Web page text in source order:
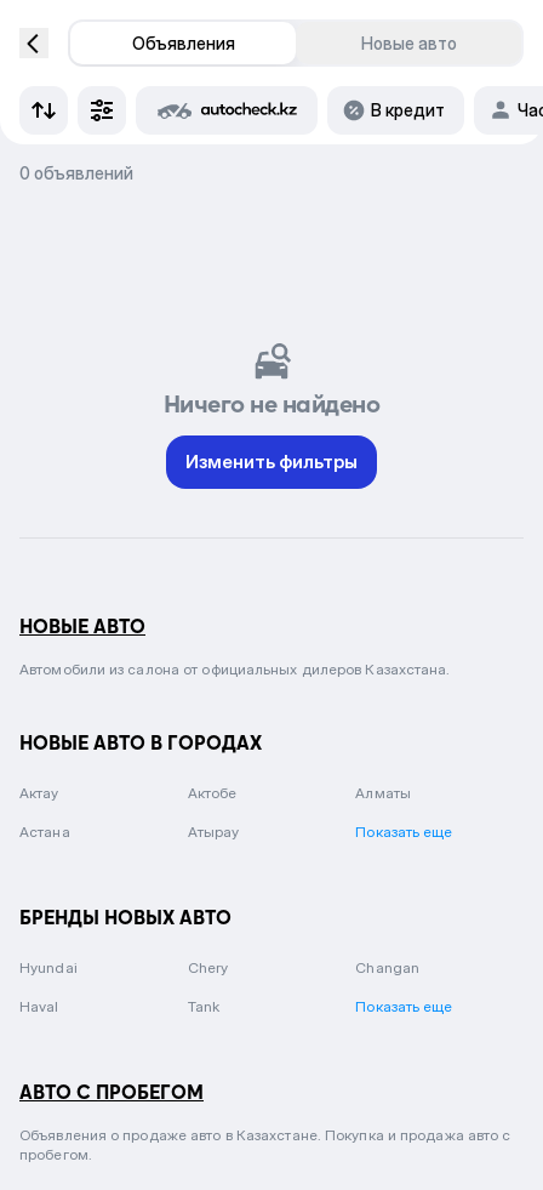
Объявления Новые авто
В кредит
0 объявлений
Ничего не найдено
Изменить фильтры
НОВЫЕ АВТО
Автомобили из салона от официальных дилеров Казахстана.
НОВЫЕ АВТО В ГОРОДАХ
Актау Актобе Алматы
Астана Атырау Показать еще
БРЕНДЫ НОВЫХ АВТО
Hyundai Chery Changan
Haval Tank Показать еще
АВТО С ПРОБЕГОМ
Объявления о продаже авто в Казахстане. Покупка и продажа авто с
пробегом.